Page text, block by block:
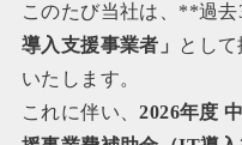
このたび当社は、**過去
導入支援事業者」
とし
いたします。
これに伴い、2026年度